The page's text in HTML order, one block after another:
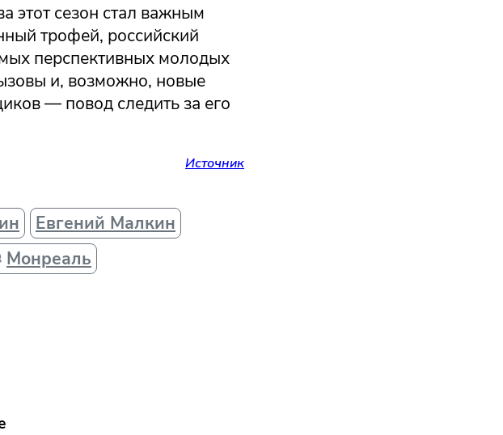
этот сезон стал важным
трофей, российский
перспективных молодых
и, возможно, новые
— повод следить за его
Источник
Евгений Малкин
Монреаль